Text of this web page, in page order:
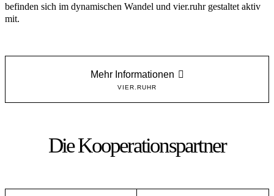
befinden sich im dynamischen Wandel und vier.ruhr gestaltet aktiv
mit.
Mehr Informationen
VIER.RUHR
Die Kooperationspartner